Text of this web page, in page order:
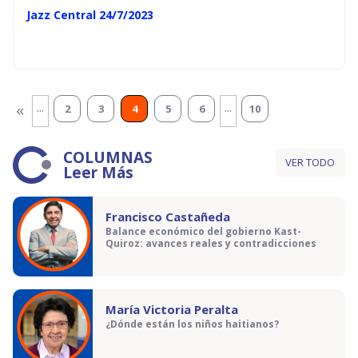
Jazz Central 24/7/2023
« ... 2 3 4 5 6 ... 10
COLUMNAS
Leer Más VER TODO
Francisco Castañeda
Balance económico del gobierno Kast-
Quiroz: avances reales y contradicciones
María Victoria Peralta
¿Dónde están los niños haitianos?